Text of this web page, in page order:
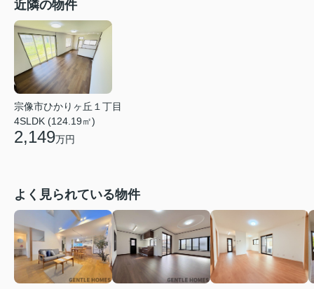
近隣の物件
宗像市ひかりヶ丘１丁目
4SLDK (124.19㎡)
2,149万円
よく見られている物件